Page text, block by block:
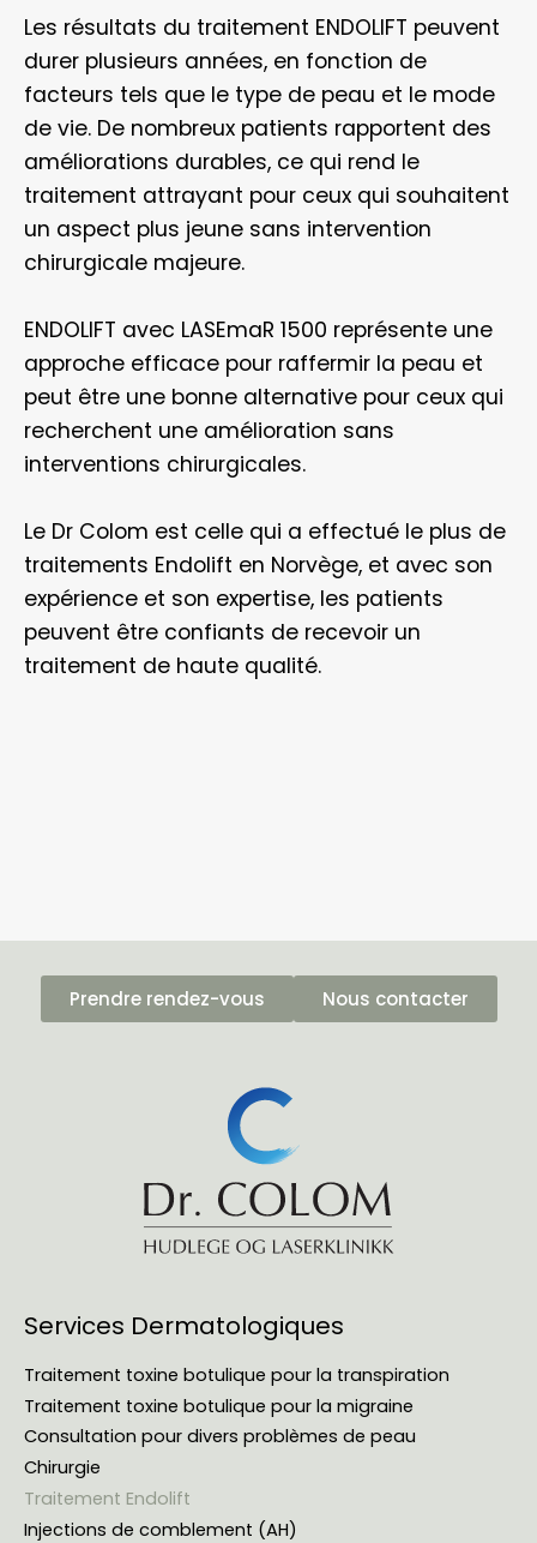
Les résultats du traitement ENDOLIFT peuvent
durer plusieurs années, en fonction de
facteurs tels que le type de peau et le mode
de vie. De nombreux patients rapportent des
améliorations durables, ce qui rend le
traitement attrayant pour ceux qui souhaitent
un aspect plus jeune sans intervention
chirurgicale majeure.
ENDOLIFT avec LASEmaR 1500 représente une
approche efficace pour raffermir la peau et
peut être une bonne alternative pour ceux qui
recherchent une amélioration sans
interventions chirurgicales.
Le Dr Colom est celle qui a effectué le plus de
traitements Endolift en Norvège, et avec son
expérience et son expertise, les patients
peuvent être confiants de recevoir un
traitement de haute qualité.
Prendre rendez-vous Nous contacter
Services Dermatologiques
Traitement toxine botulique pour la transpiration
Traitement toxine botulique pour la migraine
Consultation pour divers problèmes de peau
Chirurgie
Traitement Endolift
Injections de comblement (AH)